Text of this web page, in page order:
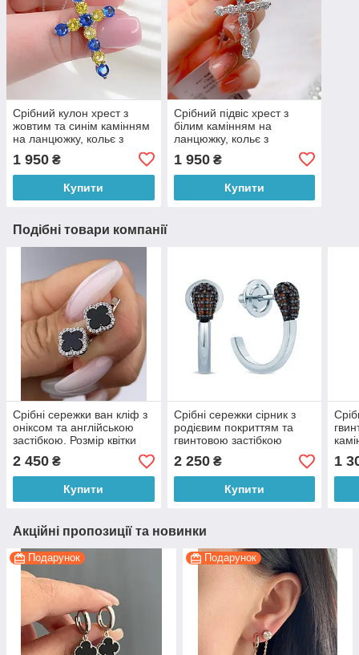
Срібний кулон хрест з
жовтим та синім камінням
на ланцюжку, кольє з
1 950 ₴
Купити
Срібний підвіс хрест з
білим камінням на
ланцюжку, кольє з
1 950₴
Купити
Подібні товари компанії
Срібні сережки ван кліф з
оніксом та англійською
застібкою. Розмір квітки
1см
2 450 ₴
Купити
Срібні сережки сірник з
родієвим покриттям та
гвинтовою застібкою
2 250₴
Купити
1
Акційні пропозиції та новинки
Подарунок Подарунок